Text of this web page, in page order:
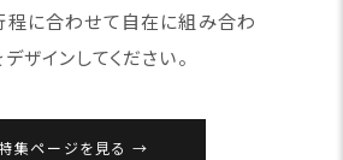
程に合わせて自在に組み合わ
ザインしてください。
集ページを見る